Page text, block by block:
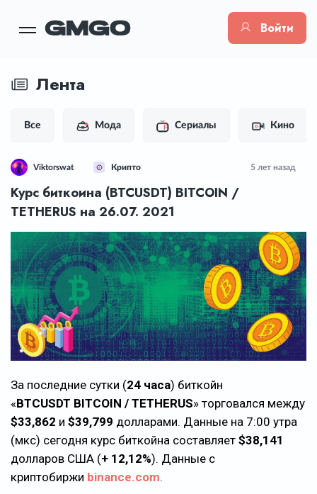
Войти
Лента
Все Мода Сериалы Кино
Viktorswat Крипто 5 лет назад
Курс биткоина (BTCUSDT) BITCOIN /
TETHERUS на 26.07. 2021
За последние сутки (24 часа) биткойн
«BTCUSDT BITCOIN / TETHERUS» торговался между
$33,862 и $39,799 долларами. Данные на 7:00 утра
(мкс) сегодня курс биткойна составляет $38,141
долларов США (+ 12,12%). Данные с
криптобиржи binance.com.